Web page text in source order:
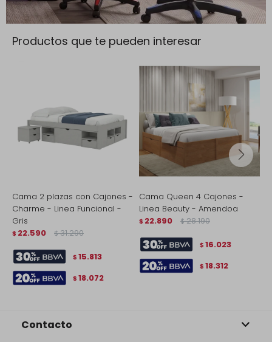
Productos que te pueden interesar
Cama 2 plazas con Cajones -
Charme - Linea Funcional -
Gris
$ 22.590 $ 31.290
$ 15.813
$ 18.072
Cama Queen 4 Cajones -
Linea Beauty - Amendoa
$ 22.890 $ 28.190
$ 16.023
$ 18.312
Contacto